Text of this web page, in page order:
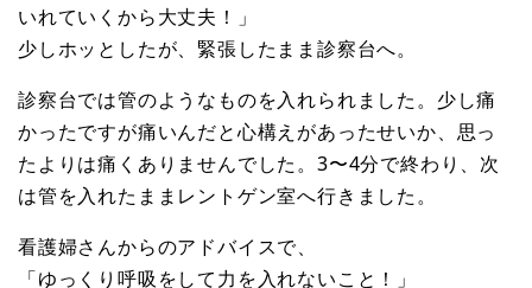
いれていくから大丈夫！」
少しホッとしたが、緊張したまま診察台へ。
診察台では管のようなものを入れられました。少し痛
かったですが痛いんだと心構えがあったせいか、思っ
たよりは痛くありませんでした。3〜4分で終わり、次
は管を入れたままレントゲン室へ行きました。
看護婦さんからのアドバイスで、
「ゆっくり呼吸をして力を入れないこと！」